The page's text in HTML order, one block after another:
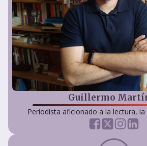
Guillermo
Periodista aficionado a la lectura,